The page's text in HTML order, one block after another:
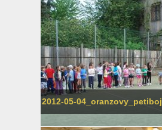
2012-05-04_oranzovy_petiboj